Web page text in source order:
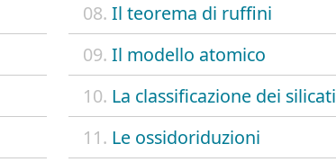
08. Il teorema di ruffini
09. Il modello atomico
10. La classificazione dei silicati
11. Le ossidoriduzioni